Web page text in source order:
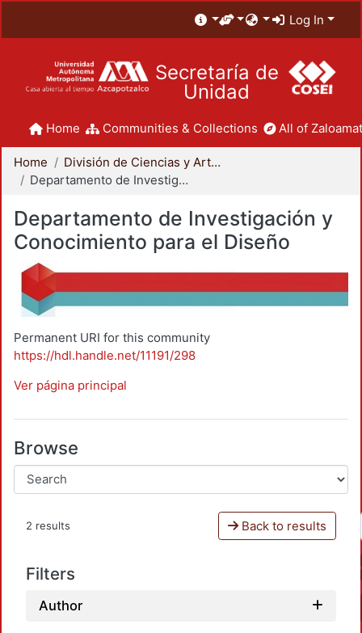
Log In
Secretaría de
Unidad
Home Communities & Collections All of
Home
División de Ciencias y Artes para el Diseño
Departamento de Investigación y Conocimiento para el Diseño
Departamento de Investigación y
Conocimiento para el Diseño
Permanent URI for this community
https://hdl.handle.net/11191/298
Ver página principal
Browse
2 results Back to results
Filters
Author